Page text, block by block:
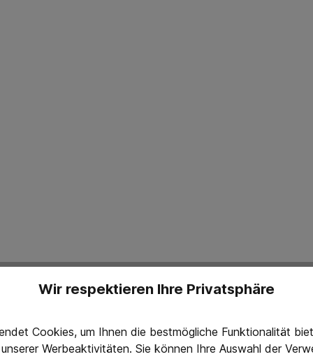
Wir respektieren Ihre Privatsphäre
Cookies, um Ihnen die bestmögliche Funktionalität
Werbeaktivitäten. Sie können Ihre Auswahl der